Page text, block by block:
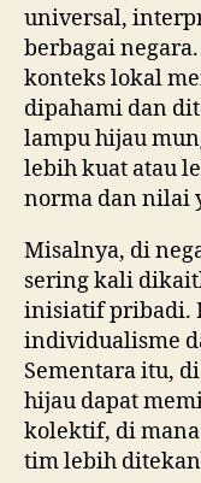
universal,
berbagai
konteks lokal
dipahami dan
lampu hijau
lebih kuat atau
norma dan nilai
Misalnya, di
sering kali
inisiatif pribadi.
individualisme
Sementara itu,
hijau dapat
kolektif, di
tim lebih